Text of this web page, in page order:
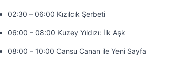
02:30 – 06:00 Kızılcık Şerbeti
06:00 – 08:00 Kuzey Yıldızı: İlk Aşk
08:00 – 10:00 Cansu Canan ile Yeni Sayfa